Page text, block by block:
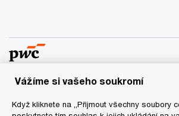
© 2017 - 2026 PwC. Všechna práva
označuje síť firem PwC a/anebo jednu
Vážíme si vašeho soukromí
Když kliknete na „Přijmout všechny soubory